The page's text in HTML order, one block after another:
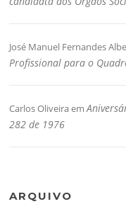
José Manuel Fernandes
Profissional para o
Carlos Oliveiraem
282 de 1976
ARQUIVO